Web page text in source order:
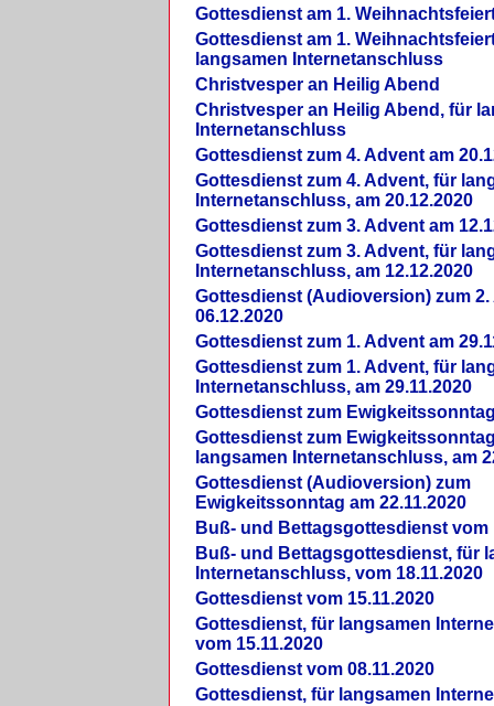
Gottesdienst am 1.
Gottesdienst am 1.
langsamen Internetanschluss
Christvesper an Heilig Abend
Christvesper an Heilig Abend, für
Internetanschluss
Gottesdienst zum 4. Advent am
Gottesdienst zum 4. Advent, für
Internetanschluss, am 20.12.2020
Gottesdienst zum 3. Advent am
Gottesdienst zum 3. Advent, für
Internetanschluss, am 12.12.2020
Gottesdienst (Audioversion) zum 2.
06.12.2020
Gottesdienst zum 1. Advent am
Gottesdienst zum 1. Advent, für
Internetanschluss, am 29.11.2020
Gottesdienst zum
Gottesdienst zum
langsamen Internetanschluss, am
Gottesdienst (Audioversion) zum
Ewigkeitssonntag am 22.11.2020
Buß- und Bettagsgottesdienst vom
Buß- und Bettagsgottesdienst, für
Internetanschluss, vom 18.11.2020
Gottesdienst vom 15.11.2020
Gottesdienst, für langsamen
vom 15.11.2020
Gottesdienst vom 08.11.2020
Gottesdienst, für langsamen